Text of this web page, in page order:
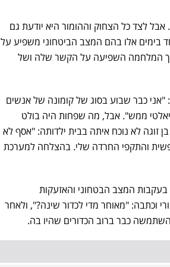
לצד כל הצחוק וההומור היא יודעת גם
בימים אלו בהם המצב הביטחוני משפיע על
המלחמה השפיעה על הקשר שלה ושל
כבר שבוע בסוג של קומונה של אנשים
ממש". אבל, מה שפחות היה בולט
זוגה לא נוכח איתה בבית ילדותה: "אסף לא
והתקפי החרדה שלי. בהצלחה למערכת
בעקבות המצב הבטחוני והאזעקות
וכתבה: "מאוחר מדי לכדור שינה?", ולאחר
כבר ברוב הכדורים שהיו בה.